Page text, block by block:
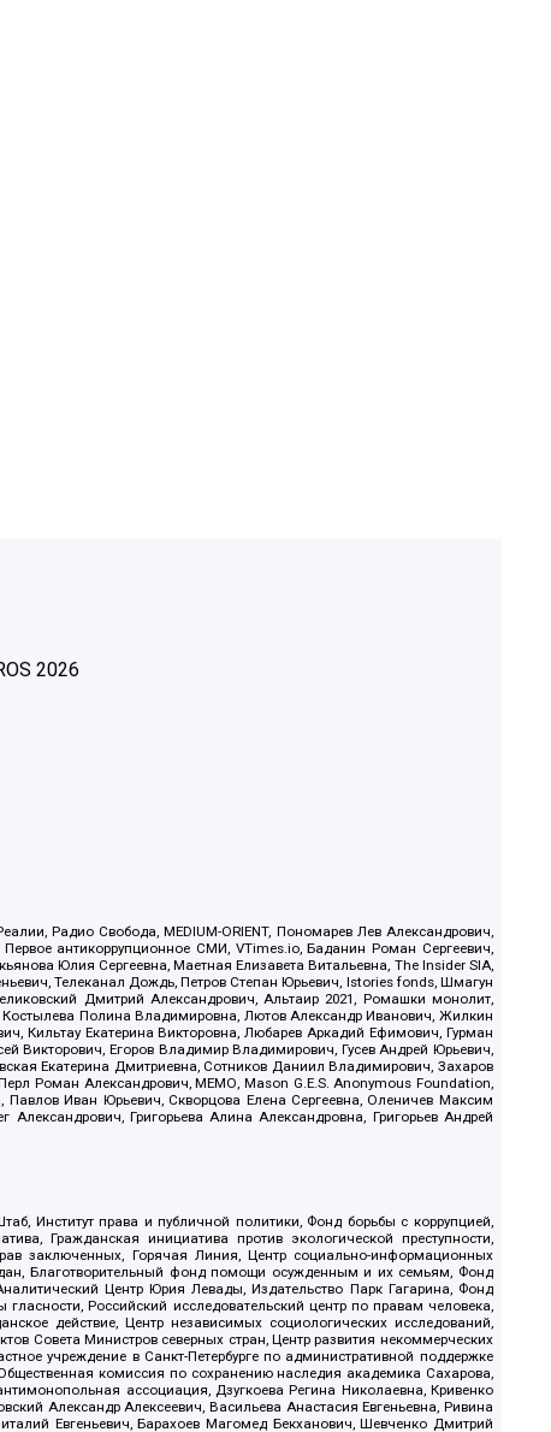
2026
Радио Свобода, MEDIUM-ORIENT, Пономарев Лев Александрович,
антикоррупционное СМИ, VTimes.io, Баданин Роман Сергеевич,
Юлия Сергеевна, Маетная Елизавета Витальевна, The Insider SIA,
Телеканал Дождь, Петров Степан Юрьевич, Istories fonds, Шмагун
Дмитрий Александрович, Альтаир 2021, Ромашки монолит,
Полина Владимировна, Лютов Александр Иванович, Жилкин
Кильтау Екатерина Викторовна, Любарев Аркадий Ефимович, Гурман
Викторович, Егоров Владимир Владимирович, Гусев Андрей Юрьевич,
Екатерина Дмитриевна, Сотников Даниил Владимирович, Захаров
Роман Александрович, МЕМО, Mason G.E.S. Anonymous Foundation,
Иван Юрьевич, Скворцова Елена Сергеевна, Оленичев Максим
Григорьева Алина Александровна, Григорьев Андрей
Институт права и публичной политики, Фонд борьбы с коррупцией,
Гражданская инициатива против экологической преступности,
заключенных, Горячая Линия, Центр социально-информационных
Благотворительный фонд помощи осужденным и их семьям, Фонд
Центр Юрия Левады, Издательство Парк Гагарина, Фонд
Российский исследовательский центр по правам человека,
действие, Центр независимых социологических исследований,
Совета Министров северных стран, Центр развития некоммерческих
учреждение в Санкт-Петербурге по административной поддержке
комиссия по сохранению наследия академика Сахарова,
ассоциация, Дзугкоева Регина Николаевна, Кривенко
Александр Алексеевич, Васильева Анастасия Евгеньевна, Ривина
Евгеньевич, Барахоев Магомед Бекханович, Шевченко Дмитрий